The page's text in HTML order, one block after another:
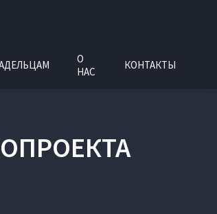
О
НАС
КОНТАКТЫ